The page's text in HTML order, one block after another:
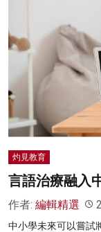
灼見教育
言語治療融入
作者: 編輯精選
中小學未來可以嘗試